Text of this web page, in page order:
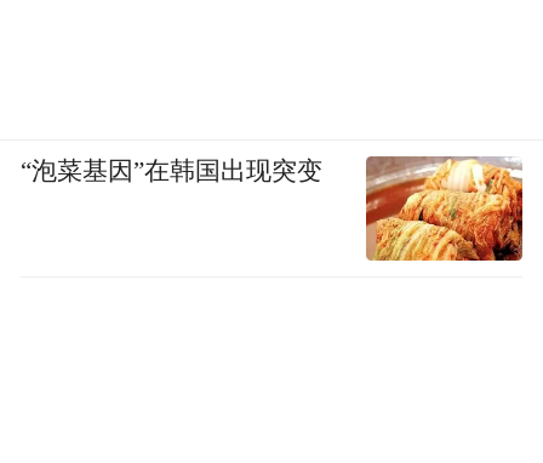
“泡菜基因”在韩国出现突变